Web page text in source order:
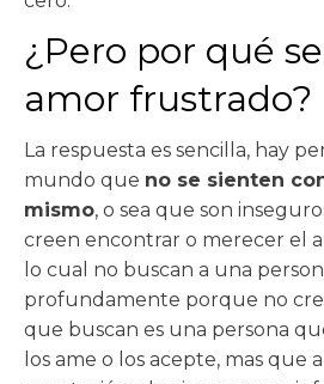
¿Pero por qué
amor frustrado?
La respuesta es sencilla, hay
mundo que no se sienten
mismo, o sea que son
creen encontrar o merecer el
lo cual no buscan a una
profundamente porque no
que buscan es una persona
los ame o los acepte, mas que